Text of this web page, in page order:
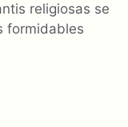
religiosas se
formidables